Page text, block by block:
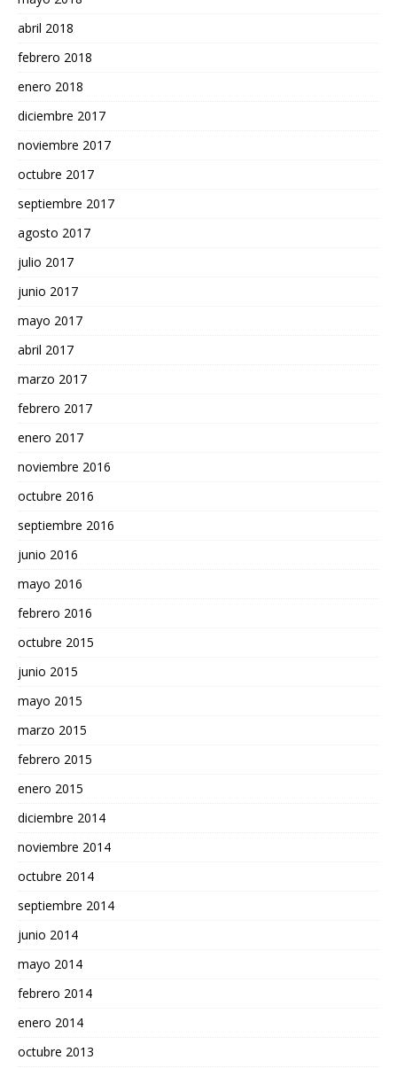
abril 2018
febrero 2018
enero 2018
diciembre 2017
noviembre 2017
octubre 2017
septiembre 2017
agosto 2017
julio 2017
junio 2017
mayo 2017
abril 2017
marzo 2017
febrero 2017
enero 2017
noviembre 2016
octubre 2016
septiembre 2016
junio 2016
mayo 2016
febrero 2016
octubre 2015
junio 2015
mayo 2015
marzo 2015
febrero 2015
enero 2015
diciembre 2014
noviembre 2014
octubre 2014
septiembre 2014
junio 2014
mayo 2014
febrero 2014
enero 2014
octubre 2013